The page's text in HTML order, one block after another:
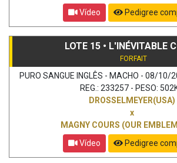
Vídeo
Pedigree
LOTE 15 • L'INÉVITABLE
FORFAIT
PURO SANGUE INGLÊS - MACHO - 08/10/
REG.: 233257 - PESO:
DROSSELMEYER(USA)
x
MAGNY COURS (OUR
Vídeo
Pedigree